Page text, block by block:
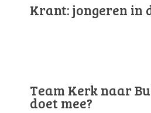
Krant: jongeren in
Team Kerk naar
doet mee?